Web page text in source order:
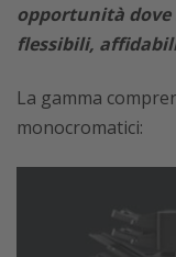
opportunità
flessibili,
La gamma
monocromatici: